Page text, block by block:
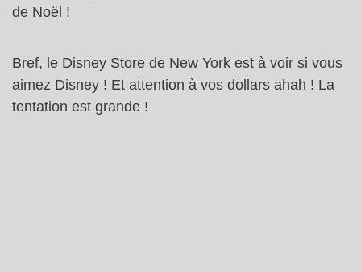
de Noël !
Bref, le Disney Store de New York est à voir si vous
aimez Disney ! Et attention à vos dollars ahah ! La
tentation est grande !